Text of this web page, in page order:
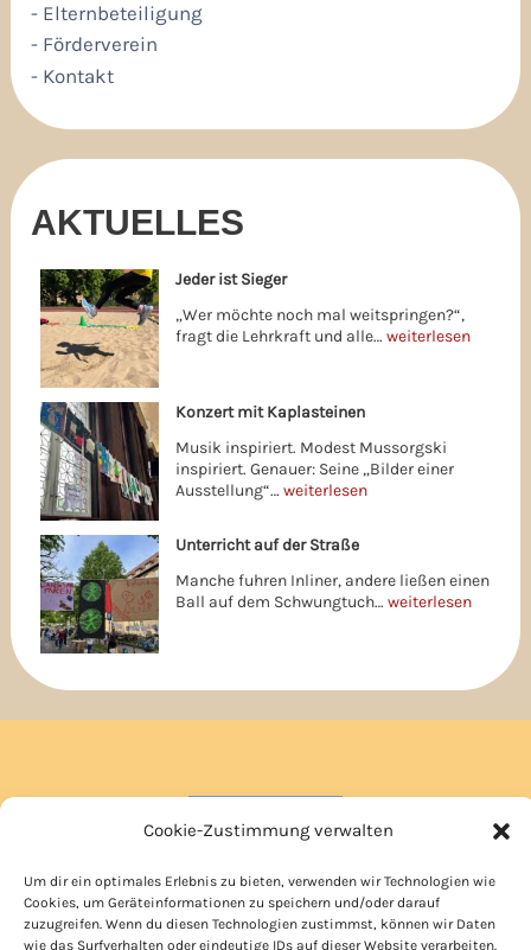
Cookie-Zustimmung verwalten
Um dir ein optimales Erlebnis zu bieten, verwenden wir Technologien wie
Cookies, um Geräteinformationen zu speichern und/oder darauf
zuzugreifen. Wenn du diesen Technologien zustimmst, können wir Daten
wie das Surfverhalten oder eindeutige IDs auf dieser Website verarbeiten.
- Elternbeteiligung
- Förderverein
- Kontakt
AKTUELLES
Jeder ist Sieger
„Wer möchte noch mal weitspringen?“,
fragt die Lehrkraft und alle… weiterlesen
Konzert mit Kaplasteinen
Musik inspiriert. Modest Mussorgski
inspiriert. Genauer: Seine „Bilder einer
Ausstellung“… weiterlesen
Unterricht auf der Straße
Manche fuhren Inliner, andere ließen einen
Ball auf dem Schwungtuch… weiterlesen
Anfahrt
Datenschutz